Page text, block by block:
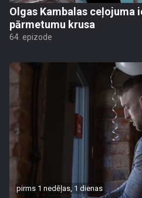
Olgas Kambalas ceļojuma
pārmetumu krusa
64. epizode
pirms 1 nedēļas, 1 dienas